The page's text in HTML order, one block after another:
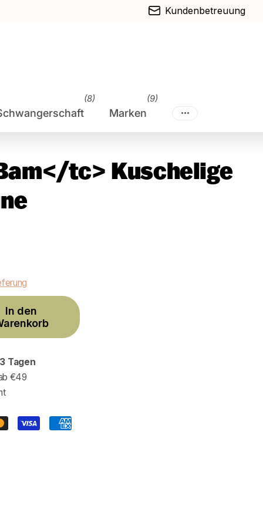
Kundenbetreuung
(8)
Marken
(9)
tc> Kuschelige
In den
Tagen
€49